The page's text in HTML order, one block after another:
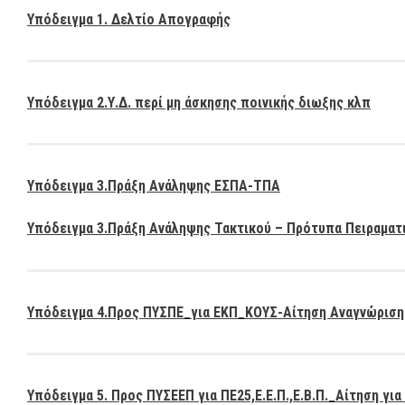
Υπόδειγμα 1. Δελτίο Απογραφής
Υπόδειγμα 2.Υ.Δ. περί μη άσκησης ποινικής διωξης κλπ
Υπόδειγμα 3.Πράξη Ανάληψης ΕΣΠΑ-ΤΠΑ
Υπόδειγμα 3.Πράξη Ανάληψης Τακτικού – Πρότυπα
Υπόδειγμα 4.Προς ΠΥΣΠΕ_για ΕΚΠ_ΚΟΥΣ-Αίτηση
Υπόδειγμα 5. Προς ΠΥΣΕΕΠ για ΠΕ25,Ε.Ε.Π.,Ε.Β.Π._Αίτηση